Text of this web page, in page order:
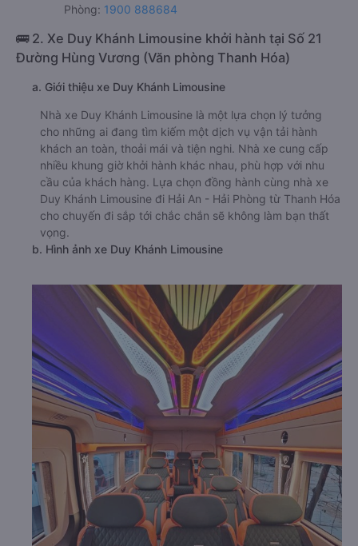
Phòng: 1900 888684
🚌 2. Xe Duy Khánh Limousine khởi hành tại Số 21
Đường Hùng Vương (Văn phòng Thanh Hóa)
a. Giới thiệu xe Duy Khánh Limousine
Nhà xe Duy Khánh Limousine là một lựa chọn lý tưởng
cho những ai đang tìm kiếm một dịch vụ vận tải hành
khách an toàn, thoải mái và tiện nghi. Nhà xe cung cấp
nhiều khung giờ khởi hành khác nhau, phù hợp với nhu
cầu của khách hàng. Lựa chọn đồng hành cùng nhà xe
Duy Khánh Limousine đi Hải An - Hải Phòng từ Thanh Hóa
cho chuyến đi sắp tới chắc chắn sẽ không làm bạn thất
vọng.
b. Hình ảnh xe Duy Khánh Limousine